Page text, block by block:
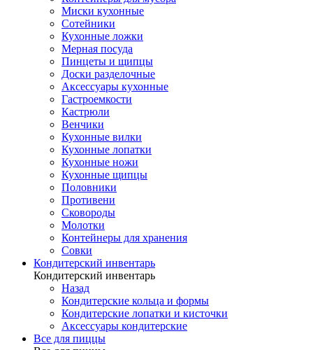
Миски кухонные
Сотейники
Кухонные ложки
Мерная посуда
Пинцеты и щипцы
Доски разделочные
Аксессуары кухонные
Гастроемкости
Кастрюли
Венчики
Кухонные вилки
Кухонные лопатки
Кухонные ножи
Кухонные щипцы
Половники
Противени
Сковороды
Молотки
Контейнеры для хранения
Совки
Кондитерский инвентарь
Кондитерский инвентарь
Назад
Кондитерские кольца и формы
Кондитерские лопатки и кисточки
Аксессуары кондитерские
Все для пиццы